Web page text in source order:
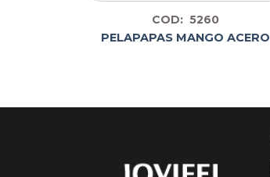
COD: 5260
PELAPAPAS MANGO ACERO